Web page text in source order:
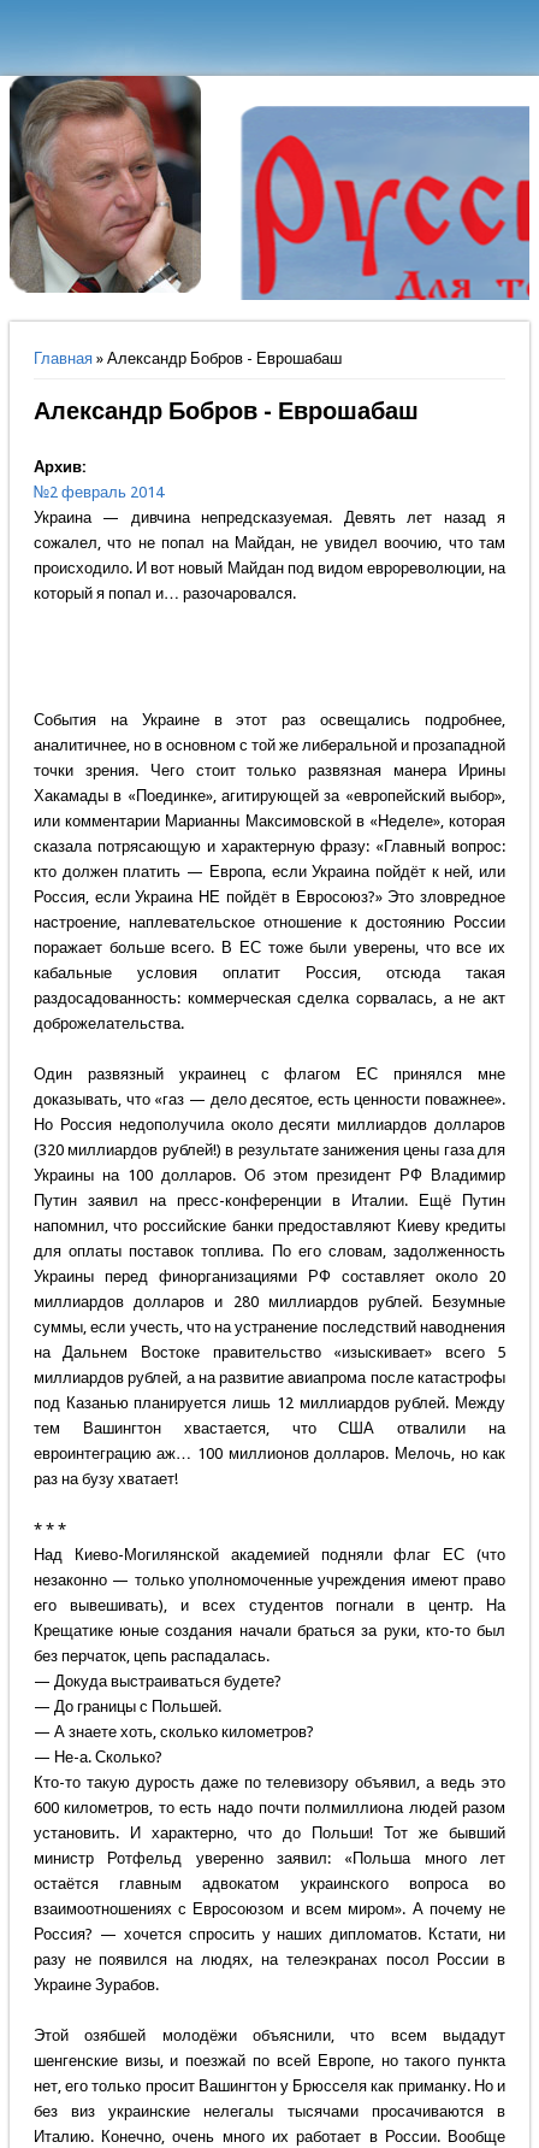
Вы здесь
Главная» Александр Бобров - Еврошабаш
Александр Бобров - Еврошабаш
Архив:
№2 февраль 2014
Украина — дивчина непредсказуемая. Девять лет назад я
сожалел, что не попал на Майдан, не увидел воочию, что там
происходило. И вот новый Майдан под видом еврореволюции, на
который я попал и… разочаровался.
События на Украине в этот раз освещались подробнее,
аналитичнее, но в основном с той же либеральной и прозападной
точки зрения. Чего стоит только развязная манера Ирины
Хакамады в «Поединке», агитирующей за «европейский выбор»,
или комментарии Марианны Максимовской в «Неделе», которая
сказала потрясающую и характерную фразу: «Главный вопрос:
кто должен платить — Европа, если Украина пойдёт к ней, или
Россия, если Украина НЕ пойдёт в Евросоюз?» Это зловредное
настроение, наплевательское отношение к достоянию России
поражает больше всего. В ЕС тоже были уверены, что все их
кабальные условия оплатит Россия, отсюда такая
раздосадованность: коммерческая сделка сорвалась, а не акт
доброжелательства.
Один развязный украинец с флагом ЕС принялся мне
доказывать, что «газ — дело десятое, есть ценности поважнее».
Но Россия недополучила около десяти миллиардов долларов
(320 миллиардов рублей!) в результате занижения цены газа для
Украины на 100 долларов. Об этом президент РФ Владимир
Путин заявил на пресс-конференции в Италии. Ещё Путин
напомнил, что российские банки предоставляют Киеву кредиты
для оплаты поставок топлива. По его словам, задолженность
Украины перед финорганизациями РФ составляет около 20
миллиардов долларов и 280 миллиардов рублей. Безумные
суммы, если учесть, что на устранение последствий наводнения
на Дальнем Востоке правительство «изыскивает» всего 5
миллиардов рублей, а на развитие авиапрома после катастрофы
под Казанью планируется лишь 12 миллиардов рублей. Между
тем Вашингтон хвастается, что США отвалили на
евроинтеграцию аж… 100 миллионов долларов. Мелочь, но как
раз на бузу хватает!
* * *
Над Киево-Могилянской академией подняли флаг ЕС (что
незаконно — только уполномоченные учреждения имеют право
его вывешивать), и всех студентов погнали в центр. На
Крещатике юные создания начали браться за руки, кто-то был
без перчаток, цепь распадалась.
— Докуда выстраиваться будете?
— До границы с Польшей.
— А знаете хоть, сколько километров?
— Не-а. Сколько?
Кто-то такую дурость даже по телевизору объявил, а ведь это
600 километров, то есть надо почти полмиллиона людей разом
установить. И характерно, что до Польши! Тот же бывший
министр Ротфельд уверенно заявил: «Польша много лет
остаётся главным адвокатом украинского вопроса во
взаимоотношениях с Евросоюзом и всем миром». А почему не
Россия? — хочется спросить у наших дипломатов. Кстати, ни
разу не появился на людях, на телеэкранах посол России в
Украине Зурабов.
Этой озябшей молодёжи объяснили, что всем выдадут
шенгенские визы, и поезжай по всей Европе, но такого пункта
нет, его только просит Вашингтон у Брюсселя как приманку. Но и
без виз украинские нелегалы тысячами просачиваются в
Италию. Конечно, очень много их работает в России. Вообще